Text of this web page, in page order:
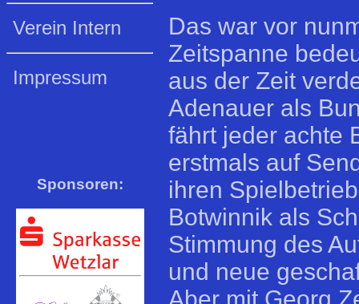
Verein Intern
Impressum
Sponsoren:
Das war vor
Zeitspanne
aus der Zeit
Adenauer als
fährt jeder achte
erstmals auf
ihren
Botwinnik als
Stimmung des
und neue
Aber mit Georg